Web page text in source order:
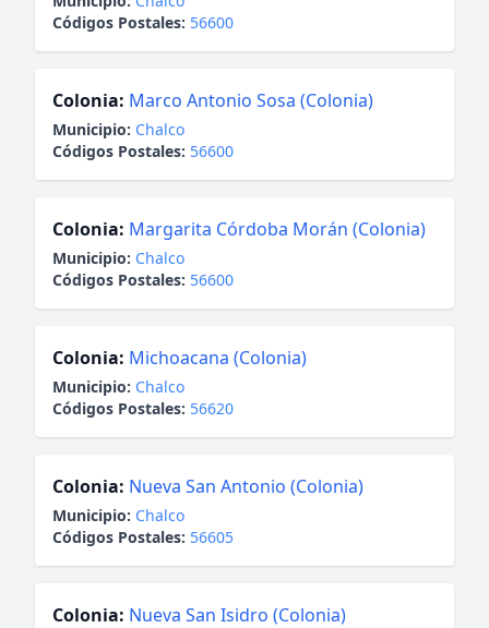
Códigos Postales: 56600
Colonia: Marco Antonio Sosa (Colonia)
Municipio: Chalco
Códigos Postales: 56600
Colonia: Margarita Córdoba Morán (Colonia)
Municipio: Chalco
Códigos Postales: 56600
Colonia: Michoacana (Colonia)
Municipio: Chalco
Códigos Postales: 56620
Colonia: Nueva San Antonio (Colonia)
Municipio: Chalco
Códigos Postales: 56605
Colonia: Nueva San Isidro (Colonia)